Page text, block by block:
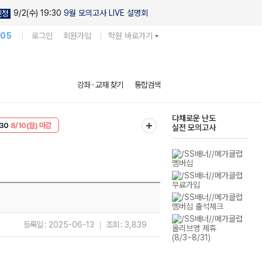
청 9/2(수) 19:30 9월 모의고사 LIVE 설명회
로그인 회원가입 학원 바로가기
강좌 · 교재 찾기 통합검색
8/10(월) 마감
다채로운 난도
실전 모의고사
등록일 : 2025-06-13 조회 : 3,839